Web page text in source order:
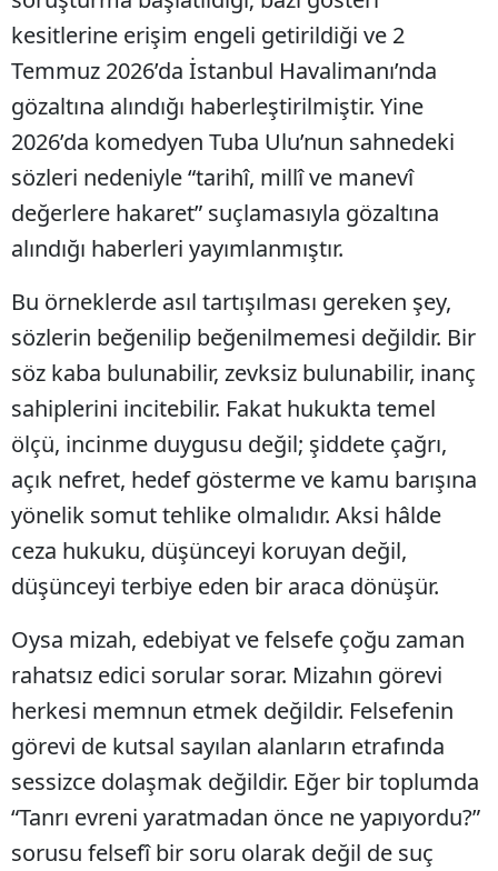
kesitlerine erişim engeli getirildiği ve 2
Temmuz 2026’da İstanbul Havalimanı’nda
gözaltına alındığı haberleştirilmiştir. Yine
2026’da komedyen Tuba Ulu’nun sahnedeki
sözleri nedeniyle “tarihî, millî ve manevî
değerlere hakaret” suçlamasıyla gözaltına
alındığı haberleri yayımlanmıştır.
Bu örneklerde asıl tartışılması gereken şey,
sözlerin beğenilip beğenilmemesi değildir. Bir
söz kaba bulunabilir, zevksiz bulunabilir, inanç
sahiplerini incitebilir. Fakat hukukta temel
ölçü, incinme duygusu değil; şiddete çağrı,
açık nefret, hedef gösterme ve kamu barışına
yönelik somut tehlike olmalıdır. Aksi hâlde
ceza hukuku, düşünceyi koruyan değil,
düşünceyi terbiye eden bir araca dönüşür.
Oysa mizah, edebiyat ve felsefe çoğu zaman
rahatsız edici sorular sorar. Mizahın görevi
herkesi memnun etmek değildir. Felsefenin
görevi de kutsal sayılan alanların etrafında
sessizce dolaşmak değildir. Eğer bir toplumda
“Tanrı evreni yaratmadan önce ne yapıyordu?”
sorusu felsefî bir soru olarak değil de suç